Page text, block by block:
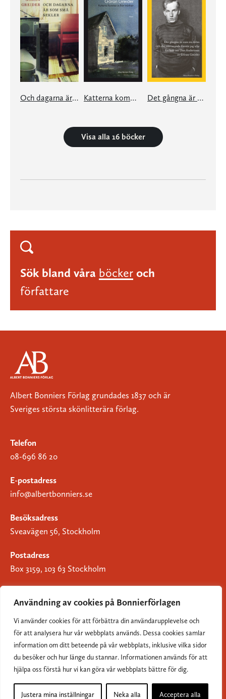
Användning av cookies på Bonnierförlagen
Vi använder cookies för att förbättra din användarupplevelse och
för att analysera hur vår webbplats används. Dessa cookies samlar
information om ditt beteende på vår webbplats, inklusive vilka sidor
du besöker och hur länge du stannar. Informationen används för att
hjälpa oss förstå hur vi kan göra vår webbplats bättre för dig.
Justera mina inställningar Neka alla Acceptera alla
Och dagarna är som små sekler Katterna kommer in från mörkret Det gångna är som en dröm och det närvarande förstår jag icke
Visa alla 16 böcker
Sök bland våra böcker och
författare
Albert Bonniers Förlag grundades 1837 och är
Sveriges största skönlitterära förlag.
Telefon
08-696 86 20
E-postadress
info@albertbonniers.se
Besöksadress
Sveavägen 56, Stockholm
Postadress
Box 3159, 103 63 Stockholm
Om Bonnierförlagen
Cookies
Integritetspolicy